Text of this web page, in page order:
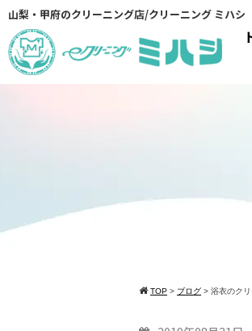
山梨・甲府のクリーニング店/クリーニング ミハシ
TOP > ブログ > 浴衣のク